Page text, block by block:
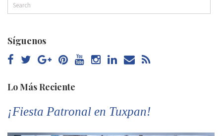
Síguenos
Lo Más Reciente
¡Fiesta Patronal en Tuxpan!